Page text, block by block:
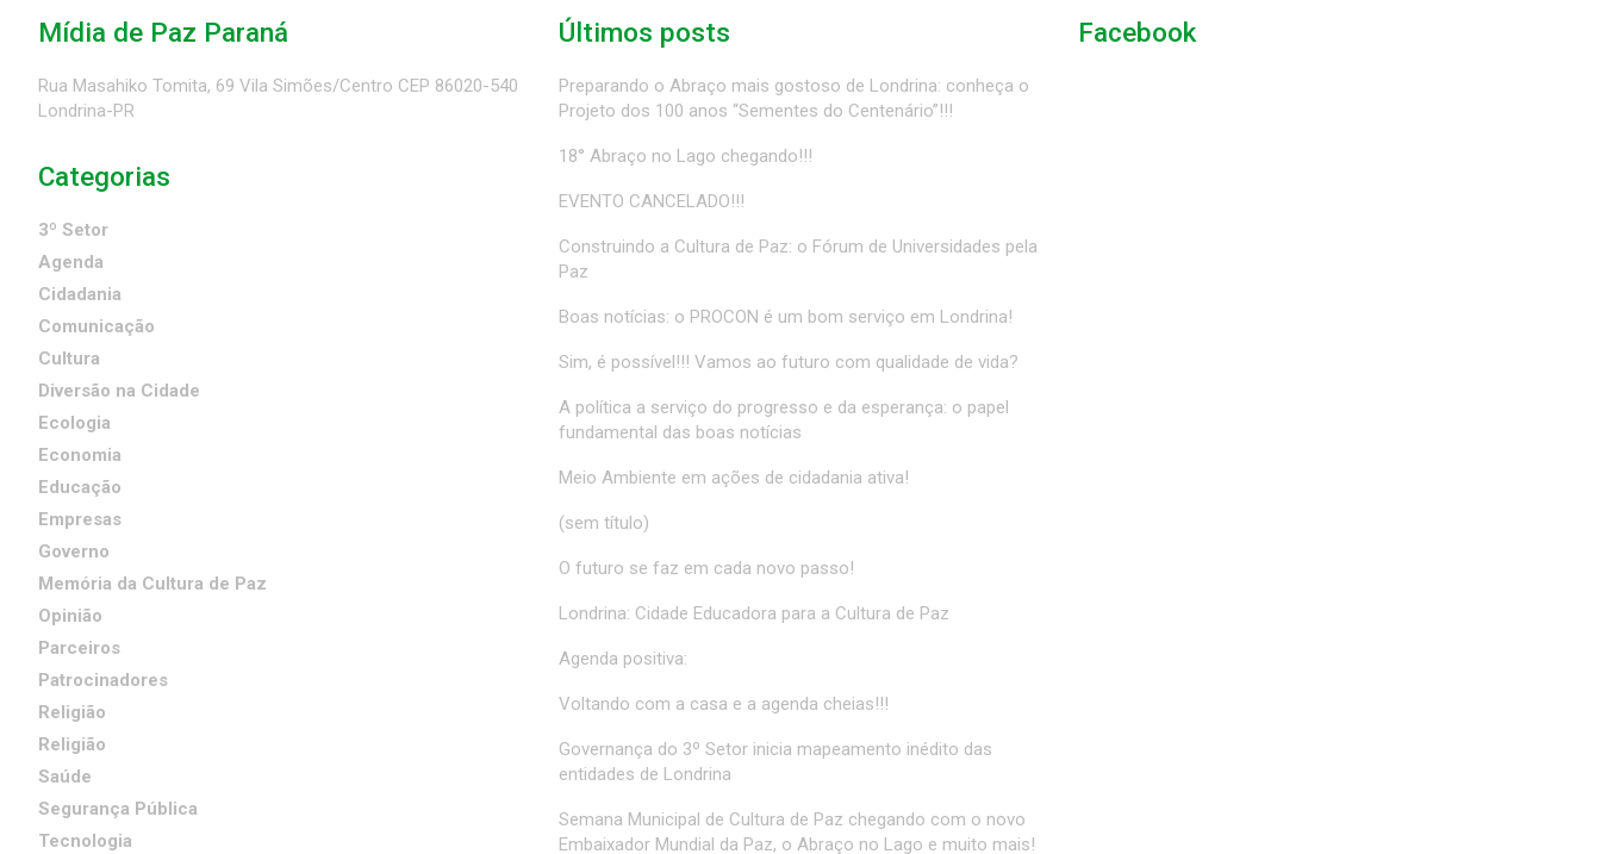
Mídia de Paz Paraná
Rua Masahiko Tomita, 69 Vila Simões/Centro CEP 86020-540
Londrina-PR
Categorias
3º Setor
Agenda
Cidadania
Comunicação
Cultura
Diversão na Cidade
Ecologia
Economia
Educação
Empresas
Governo
Memória da Cultura de Paz
Opinião
Parceiros
Patrocinadores
Religião
Religião
Saúde
Segurança Pública
Tecnologia
Últimos posts
Preparando o Abraço mais gostoso de Londrina: conheça o
Projeto dos 100 anos “Sementes do Centenário”!!!
18° Abraço no Lago chegando!!!
EVENTO CANCELADO!!!
Construindo a Cultura de Paz: o Fórum de Universidades pela
Paz
Boas notícias: o PROCON é um bom serviço em Londrina!
Sim, é possível!!! Vamos ao futuro com qualidade de vida?
A política a serviço do progresso e da esperança: o papel
fundamental das boas notícias
Meio Ambiente em ações de cidadania ativa!
(sem título)
O futuro se faz em cada novo passo!
Londrina: Cidade Educadora para a Cultura de Paz
Agenda positiva:
Voltando com a casa e a agenda cheias!!!
Governança do 3º Setor inicia mapeamento inédito das
entidades de Londrina
Semana Municipal de Cultura de Paz chegando com o novo
Embaixador Mundial da Paz, o Abraço no Lago e muito mais!
Facebook